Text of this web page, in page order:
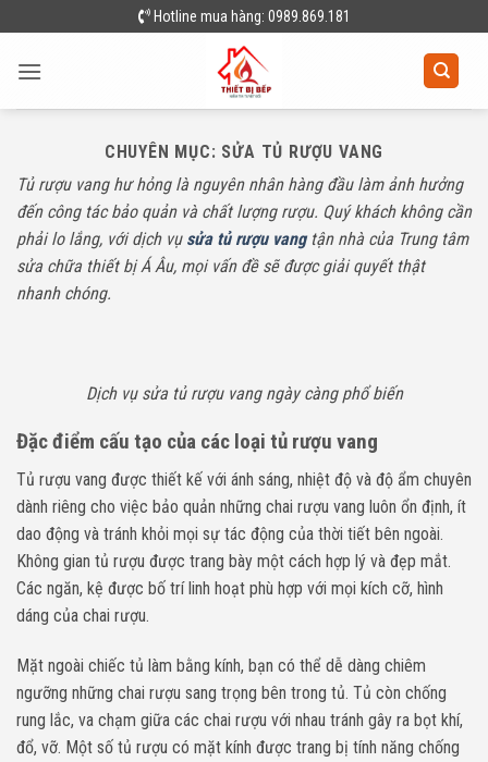
to
content
Hotline mua hàng: 0989.869.181
CHUYÊN MỤC: SỬA TỦ RƯỢU VANG
Tủ rượu vang hư hỏng là nguyên nhân hàng đầu làm ảnh hưởng
đến công tác bảo quản và chất lượng rượu. Quý khách không cần
phải lo lắng, với dịch vụ sửa tủ rượu vangtận nhà của Trung tâm
sửa chữa thiết bị Á Âu, mọi vấn đề sẽ được giải quyết thật
nhanh chóng.
Dịch vụ sửa tủ rượu vang ngày càng phổ biến
Đặc điểm cấu tạo của các loại tủ rượu vang
Tủ rượu vang được thiết kế với ánh sáng, nhiệt độ và độ ẩm chuyên
dành riêng cho việc bảo quản những chai rượu vang luôn ổn định, ít
dao động và tránh khỏi mọi sự tác động của thời tiết bên ngoài.
Không gian tủ rượu được trang bày một cách hợp lý và đẹp mắt.
Các ngăn, kệ được bố trí linh hoạt phù hợp với mọi kích cỡ, hình
dáng của chai rượu.
Mặt ngoài chiếc tủ làm bằng kính, bạn có thể dễ dàng chiêm
ngưỡng những chai rượu sang trọng bên trong tủ. Tủ còn chống
rung lắc, va chạm giữa các chai rượu với nhau tránh gây ra bọt khí,
đổ, vỡ. Một số tủ rượu có mặt kính được trang bị tính năng chống